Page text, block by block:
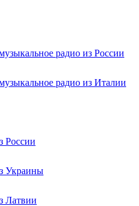
радио из России
радио из Италии
России
Украины
Латвии